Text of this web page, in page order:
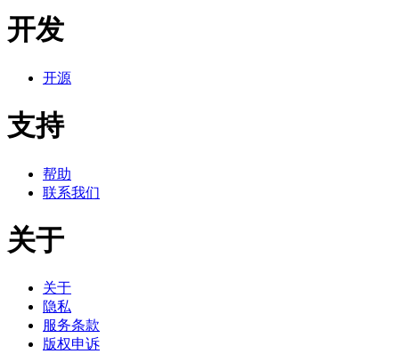
开发
开源
支持
帮助
联系我们
关于
关于
隐私
服务条款
版权申诉